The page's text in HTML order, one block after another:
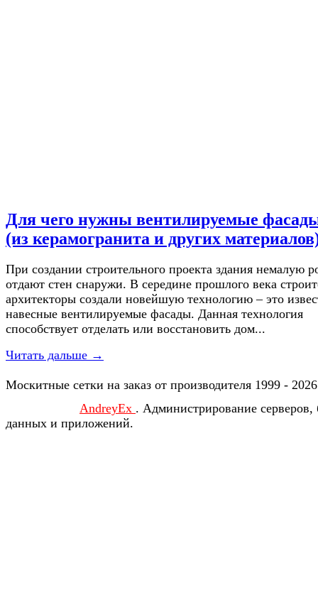
Для чего нужны вентилируемые
(из керамогранита и других
При создании строительного проекта здания немалую
отдают стен снаружи. В середине прошлого века
архитекторы создали новейшую технологию – это
навесные вентилируемые фасады. Данная технология
способствует отделать или восстановить дом...
Читать дальше →
Москитные сетки на заказ от производителя 1999 - 2026
AndreyEx . Администрирование серверов,
данных и приложений.